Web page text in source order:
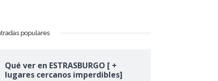
populares
Qué ver en ESTRASBURGO [ +
lugares cercanos imperdibles]